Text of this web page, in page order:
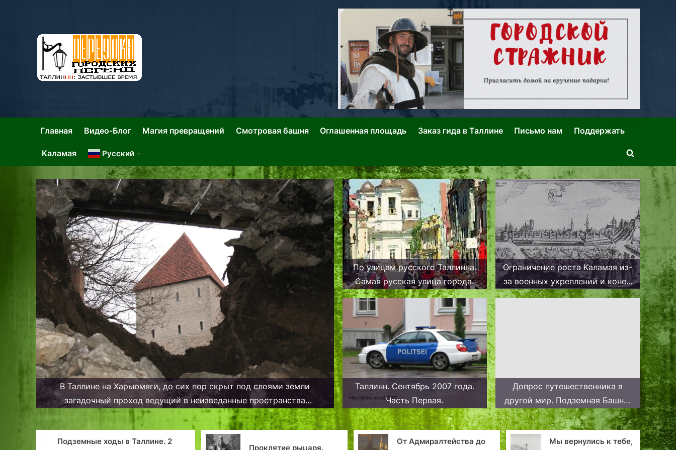
Таллин: Переулки Городских Легенд
Главная Видео-Блог Магия превращений Смотровая башня Оглашенная площадь Заказ гида в Таллине Письмо нам Поддержать
Каламая Русский ▼
Toggle
search
form
В Таллине на Харьюмяги, до сих пор скрыт под слоями земли
загадочный проход ведущий в неизведанные пространства
Ингерманландского бастиона
По улицам русского Таллинна.
Самая русская улица города.
Ограничение роста Каламая из-
за военных укреплений и конец
шведского периода в начале
Таллинн. Сентябрь 2007 года.
Часть Первая.
Допрос путешественника в
другой мир. Подземная Башня.
Следственные действия. Таллин.
У тайного входа в мир Кунгла.
ходы в Таллине. 2
Проклятие рыцаря.
От Адмиралтейства до
Мы вернулись к тебе,
Ревельские